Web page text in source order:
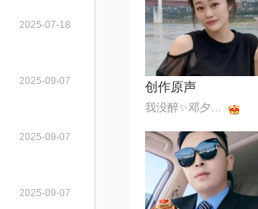
2025-07-18
2025-09-07
2025-09-07
2025-09-07
创作原声